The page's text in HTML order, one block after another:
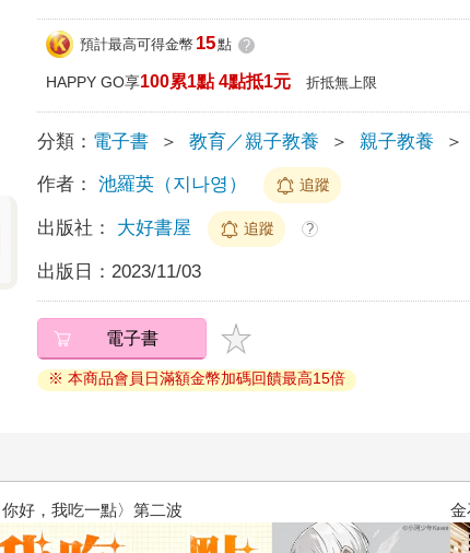
預計最高可得金幣 15點 ?
HAPPY GO享100累1點 4點抵1元 折抵無上限
分類： 電子書 ＞ 教育／親子教養 ＞ 親子教養 ＞
作者： 池羅英（지나영） 追蹤
出版社： 大好書屋 追蹤 ?
出版日： 2023/11/03
電子書
※ 本商品會員日滿額金幣加碼回饋最高15倍
2026金石堂暑假漫博〈你好，我吃一點〉第二波